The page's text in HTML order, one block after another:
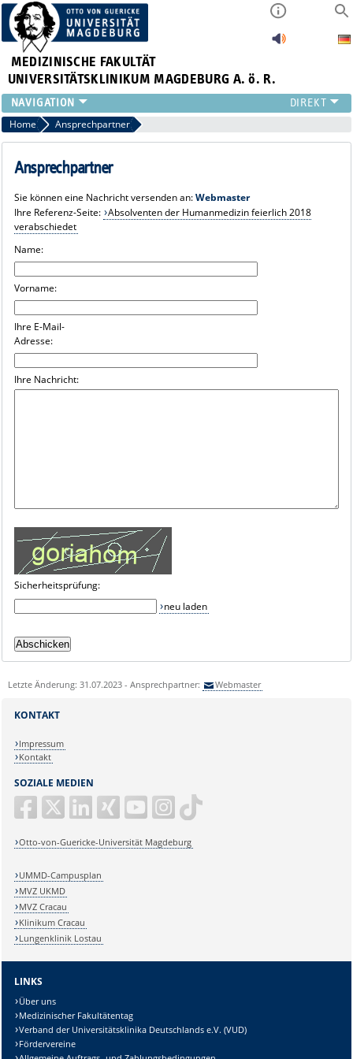
MEDIZINISCHE FAKULTÄT
UNIVERSITÄTSKLINIKUM MAGDEBURG A. ö. R.
INSTITUTE
KLINIKEN
ZENTRALE EINRICHTUNGEN
PRESSE
ÜBER UNS
INTRANET
Home Ansprechpartner
Ansprechpartner
Sie können eine Nachricht versenden an:Webmaster
Ihre Referenz-Seite: Absolventen der Humanmedizin feierlich 2018
verabschiedet
Name:
Vorname:
Ihre E-Mail-
Adresse:
Ihre Nachricht:
Sicherheitsprüfung:
neu laden
Letzte Änderung: 31.07.2023 - Ansprechpartner: Webmaster
SOZIALE MEDIEN
Otto-von-Guericke-Universität Magdeburg
KONTAKT
Impressum
Kontakt
UMMD-Campusplan
MVZ UKMD
MVZ Cracau
Klinikum Cracau
Lungenklinik Lostau
LINKS
Über uns
Medizinischer Fakultätentag
Verband der Universitätsklinika Deutschlands e.V. (VUD)
Fördervereine